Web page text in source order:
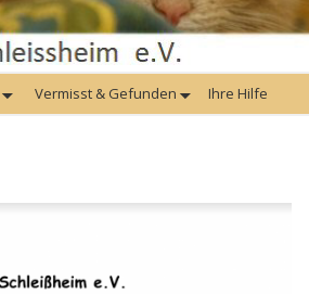
Vermisst & Gefunden Ihre Hilfe